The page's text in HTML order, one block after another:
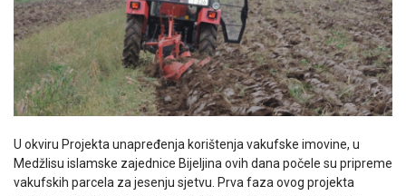
U okviru Projekta unapređenja korištenja vakufske imovine, u
Medžlisu islamske zajednice Bijeljina ovih dana počele su pripreme
vakufskih parcela za jesenju sjetvu. Prva faza ovog projekta